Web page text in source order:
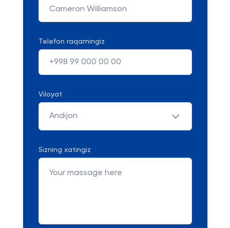
Telefon raqamingiz
Viloyat
Andijon
Sizning xatingiz